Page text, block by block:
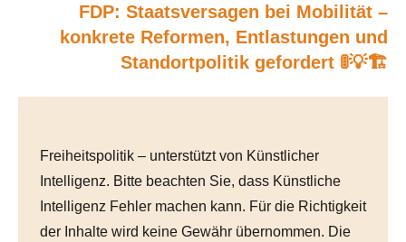
FDP: Staatsversagen bei Mobilität –
konkrete Reformen, Entlastungen und
Standortpolitik gefordert 🚦💡🏗️
Freiheitspolitik – unterstützt von Künstlicher
Intelligenz. Bitte beachten Sie, dass Künstliche
Intelligenz Fehler machen kann. Für die Richtigkeit
der Inhalte wird keine Gewähr übernommen. Die